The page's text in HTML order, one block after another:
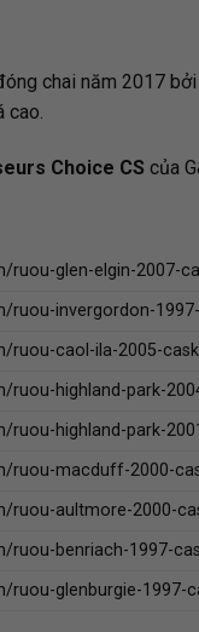
chai năm 2017
cao.
Choice CS của
ruou-glen-elgin-2007-
ruou-invergordon-
ruou-caol-ila-2005-
ruou-highland-park-
ruou-highland-park-
ruou-macduff-2000-
ruou-aultmore-2000-
ruou-benriach-1997-
ruou-glenburgie-1997-